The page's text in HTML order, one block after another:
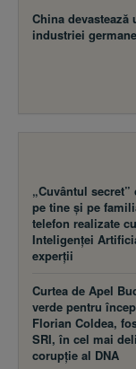
China devastează
industriei germane
„Cuvântul
pe tine și pe
telefon realizate
Inteligenței
experții
Curtea de Apel
verde pentru
Florian Coldea,
SRI, în cel mai
corupție al DNA